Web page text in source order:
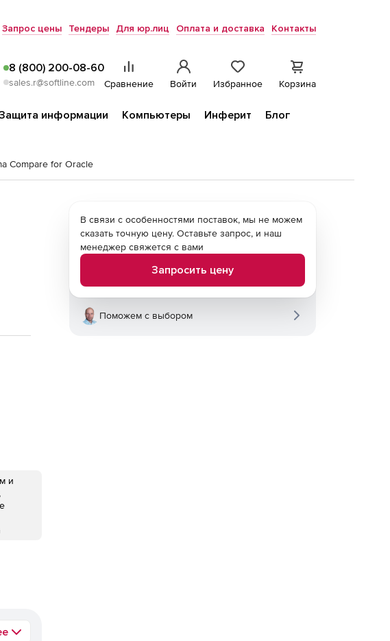
Запрос цены Тендеры Для юр.лиц Оплата и доставка Контакты
8 (800) 200-08-60
sales.r@softline.com Сравнение Войти Избранное Корзина
информации Компьютеры Инферит
Блог
Compare for Oracle
и
В связи с особенностями поставок, мы не можем
сказать точную цену. Оставьте запрос, и наш
менеджер свяжется с вами
Запросить цену
Поможем с выбором